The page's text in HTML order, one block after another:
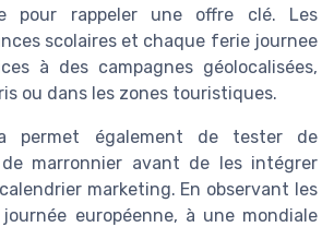
pour rappeler une offre clé. Les
scolaires et chaque ferie journee
à des campagnes géolocalisées,
ou dans les zones touristiques.
permet également de tester de
marronnier avant de les intégrer
marketing. En observant les
européenne, à une mondiale